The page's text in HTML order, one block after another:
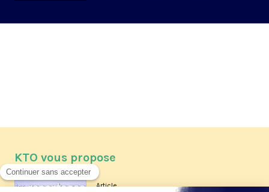
KTO vous propose
Article